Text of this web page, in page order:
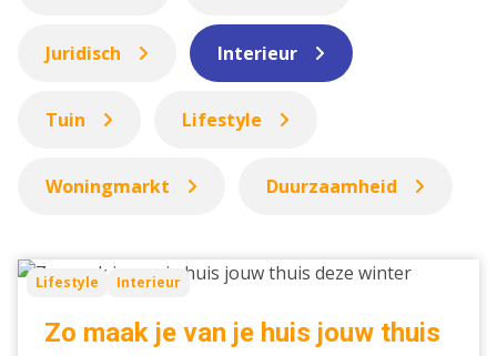
Juridisch Interieur
Tuin Lifestyle
Woningmarkt Duurzaamheid
ZoLifestyle Interieur
Zo maak je van je huis jouw thuis